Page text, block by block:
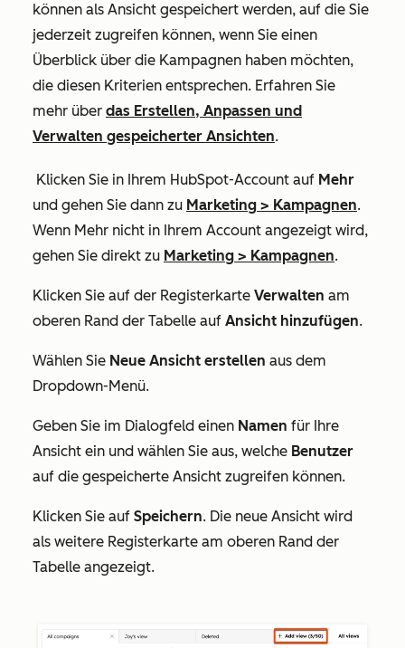
können als Ansicht gespeichert werden, auf die Sie
jederzeit zugreifen können, wenn Sie einen
Überblick über die Kampagnen haben möchten,
die diesen Kriterien entsprechen. Erfahren Sie
mehr über das Erstellen, Anpassen und
Verwalten gespeicherter Ansichten.
Klicken Sie in Ihrem HubSpot-Account auf Mehr
und gehen Sie dann zu Marketing > Kampagnen.
Wenn Mehr nicht in Ihrem Account angezeigt wird,
gehen Sie direkt zu Marketing > Kampagnen.
Klicken Sie auf der Registerkarte Verwalten am
oberen Rand der Tabelle auf Ansicht hinzufügen.
Wählen Sie Neue Ansicht erstellen aus dem
Dropdown-Menü.
Geben Sie im Dialogfeld einen Namen für Ihre
Ansicht ein und wählen Sie aus, welche Benutzer
auf die gespeicherte Ansicht zugreifen können.
Klicken Sie auf Speichern. Die neue Ansicht wird
als weitere Registerkarte am oberen Rand der
Tabelle angezeigt.